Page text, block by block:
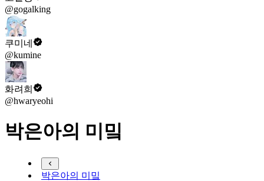
@gogalking
쿠미네
@kumine
화려희
@hwaryeohi
박은아의 미밐
박은아의 미밐